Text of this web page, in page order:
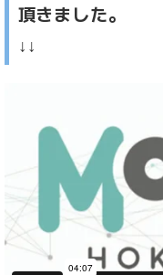
頂きました。
↓↓